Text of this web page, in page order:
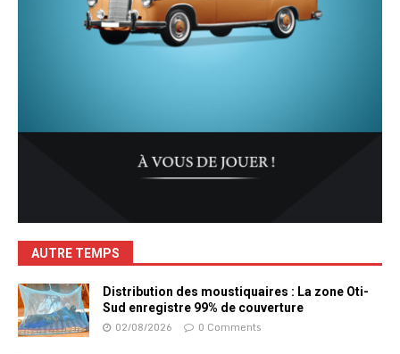
AUTRE TEMPS
Distribution des moustiquaires : La zone Oti-
Sud enregistre 99% de couverture
02/08/2026 0 Comments